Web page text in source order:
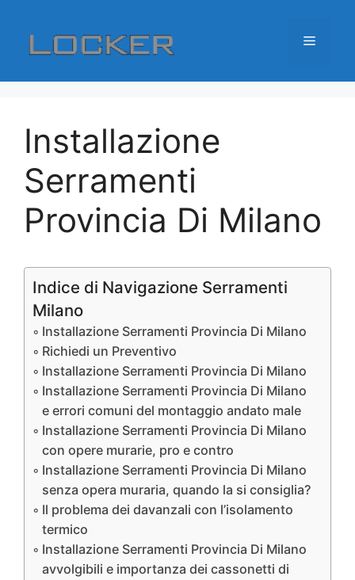
contenuto
Menu
Installazione
Serramenti
Provincia Di Milano
Indice di Navigazione Serramenti
Milano
Installazione Serramenti Provincia Di Milano
Richiedi un Preventivo
Installazione Serramenti Provincia Di Milano
Installazione Serramenti Provincia Di Milano
e errori comuni del montaggio andato male
Installazione Serramenti Provincia Di Milano
con opere murarie, pro e contro
Installazione Serramenti Provincia Di Milano
senza opera muraria, quando la si consiglia?
Il problema dei davanzali con l’isolamento
termico
Installazione Serramenti Provincia Di Milano
avvolgibili e importanza dei cassonetti di